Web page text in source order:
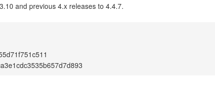
and previous 4.x releases to 4.4.7.